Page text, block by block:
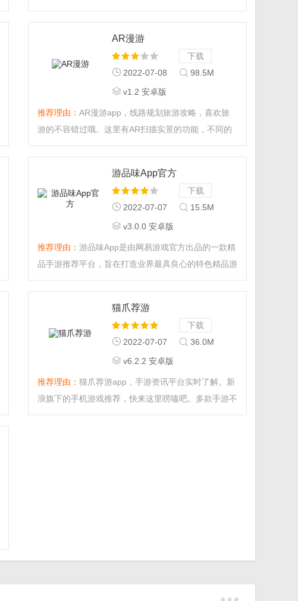
下载
AR漫游
2022-07-08
98.5M
v1.2 安卓版
推荐理由： AR漫游app，线路规划旅游攻略，喜欢旅
游的不容错过哦。这里有AR扫描实景的功能，不同的
下载
游品味App官方
2022-07-07
15.5M
v3.0.0 安卓版
推荐理由： 游品味App是由网易游戏官方出品的一款精
品手游推荐平台，旨在打造业界最具良心的特色精品游
下载
猫爪荐游
2022-07-07
36.0M
v6.2.2 安卓版
推荐理由： 猫爪荐游app，手游资讯平台实时了解。新
浪旗下的手机游戏推荐，快来这里唠嗑吧。多款手游不